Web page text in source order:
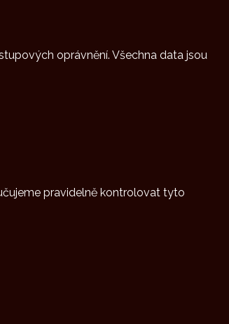
oprávnění. Všechna data jsou
pravidelně kontrolovat tyto